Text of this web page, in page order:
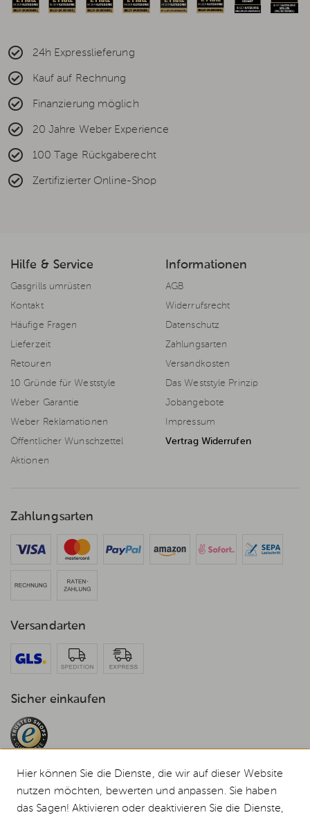
24h Expresslieferung
Kauf auf Rechnung
Finanzierung möglich
20 Jahre Weber Experience
100 Tage Rückgaberecht
Zertifizierter Online-Shop
Hilfe & Service
Gasgrills umrüsten
Kontakt
Häufige Fragen
Lieferzeit
Retouren
10 Gründe für Weststyle
Weber Garantie
Weber Reklamationen
Öffentlicher Wunschzettel
Aktionen
Informationen
AGB
Widerrufsrecht
Datenschutz
Zahlungsarten
Versandkosten
Das Weststyle Prinzip
Jobangebote
Impressum
Vertrag Widerrufen
Zahlungsarten
Versandarten
Sicher einkaufen
Hier können Sie die Dienste, die wir auf dieser Website
nutzen möchten, bewerten und anpassen. Sie haben
das Sagen! Aktivieren oder deaktivieren Sie die Dienste,